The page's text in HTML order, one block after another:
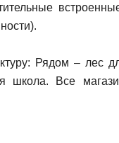
Рядом – лес
школа. Все